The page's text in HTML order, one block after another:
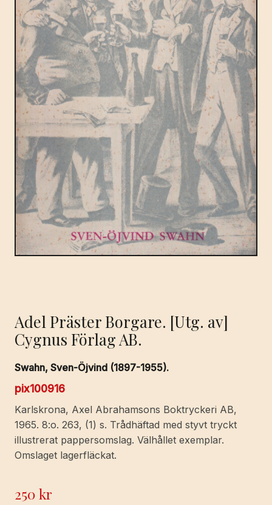
Adel Präster Borgare. [Utg. av]
Cygnus Förlag AB.
Swahn, Sven-Öjvind (1897-1955).
pix100916
Karlskrona, Axel Abrahamsons Boktryckeri AB,
1965. 8:o. 263, (1) s. Trådhäftad med styvt tryckt
illustrerat pappersomslag. Välhållet exemplar.
Omslaget lagerfläckat.
250kr